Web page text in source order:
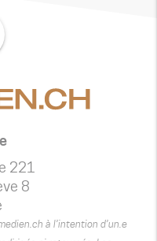
221
8
à l’intention d’un.e